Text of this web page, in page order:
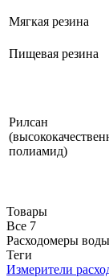
Мягкая резина
Пищевая резина
Рилсан
полиамид)
Товары
Все 7
Расходомеры
Теги
Измерители